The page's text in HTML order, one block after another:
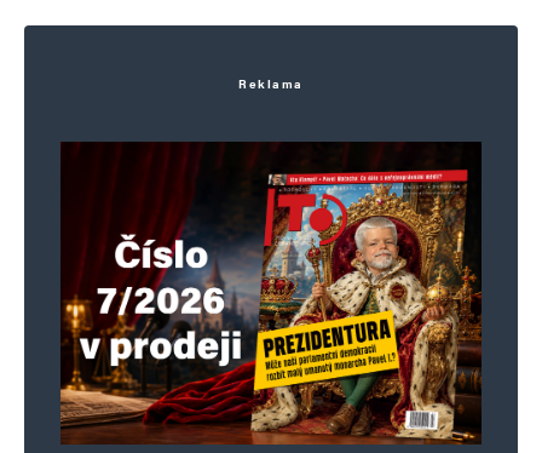
v=aI_Z3g_D8nY
Pepa
17. 7. 2024 (7:22)
Doufajíc, pane autore, je to žena.
Odpovědět
Reklama